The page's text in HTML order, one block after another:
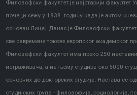
Филозофски факултет је најстарији факултет
почеци сежу у 1838. годину када је актом
основан Лицеј. Данас је Филозофски
све савремене токове европског академског
Филозофски факултет има преко 250
истраживача, а на њему студира око 6000
основних до докторских студија. Настава се
студијских група - филозофија, социологија,